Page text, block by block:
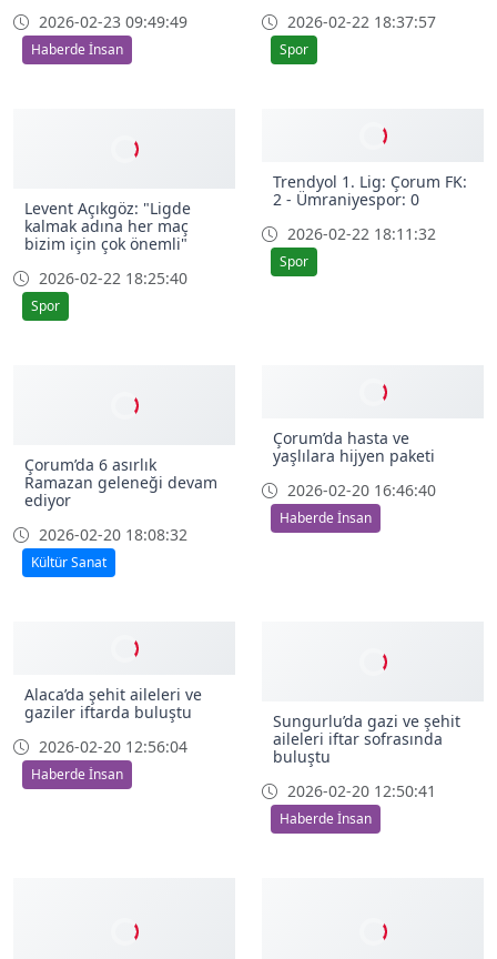
2026-02-23 09:49:49
Haberde İnsan
2026-02-22 18:37:57
Spor
Levent Açıkgöz: "Ligde
kalmak adına her maç
bizim için çok önemli"
2026-02-22 18:25:40
Spor
Trendyol 1. Lig: Çorum FK:
2 - Ümraniyespor: 0
2026-02-22 18:11:32
Spor
Çorum’da 6 asırlık
Ramazan geleneği devam
ediyor
2026-02-20 18:08:32
Kültür Sanat
Çorum’da hasta ve
yaşlılara hijyen paketi
2026-02-20 16:46:40
Haberde İnsan
Alaca’da şehit aileleri ve
gaziler iftarda buluştu
2026-02-20 12:56:04
Haberde İnsan
Sungurlu’da gazi ve şehit
aileleri iftar sofrasında
buluştu
2026-02-20 12:50:41
Haberde İnsan